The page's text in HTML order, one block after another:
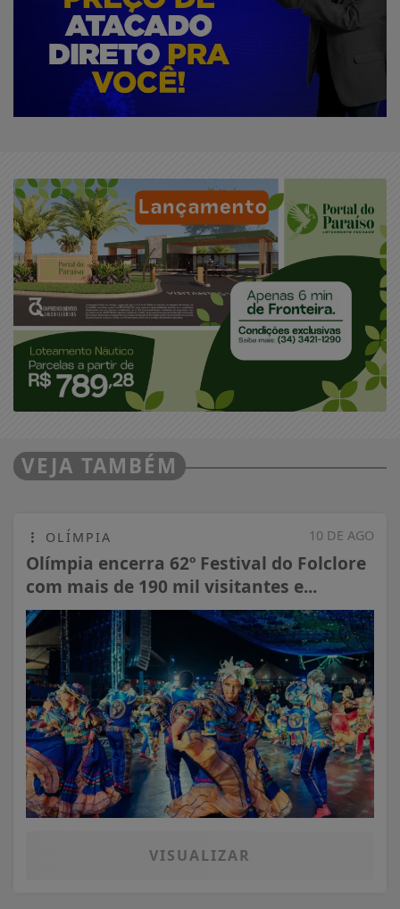
VEJA TAMBÉM
10 DE AGO
OLÍMPIA
Olímpia encerra 62º Festival do Folclore
com mais de 190 mil visitantes e...
VISUALIZAR